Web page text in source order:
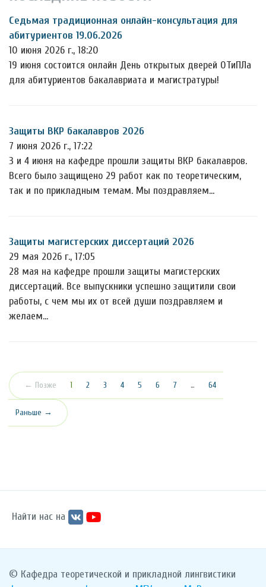
Седьмая традиционная онлайн-консультация для
абитуриентов 19.06.2026
10 июня 2026 г., 18:20
19 июня состоится онлайн День открытых дверей ОТиПЛа
для абитуриентов бакалавриата и магистратуры!
Защиты ВКР бакалавров 2026
7 июня 2026 г., 17:22
3 и 4 июня на кафедре прошли защиты ВКР бакалавров.
Всего было защищено 29 работ как по теоретическим,
так и по прикладным темам. Мы поздравляем…
Защиты магистерских диссертаций 2026
29 мая 2026 г., 17:05
28 мая на кафедре прошли защиты магистерских
диссертаций. Все выпускники успешно защитили свои
работы, с чем мы их от всей души поздравляем и
желаем…
← Позже 1 (текущая)
2 3 4 5 6 7 … 64
Раньше →
Найти нас на
© Кафедра теоретической и прикладной лингвистики